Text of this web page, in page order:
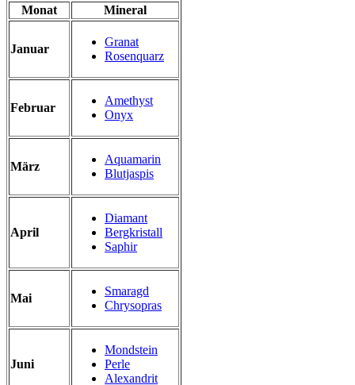
Monat
Mineral
Januar
Granat
Rosenquarz
Februar
Amethyst
Onyx
März
Aquamarin
Blutjaspis
April
Diamant
Bergkristall
Saphir
Mai
Smaragd
Chrysopras
Juni
Mondstein
Perle
Alexandrit